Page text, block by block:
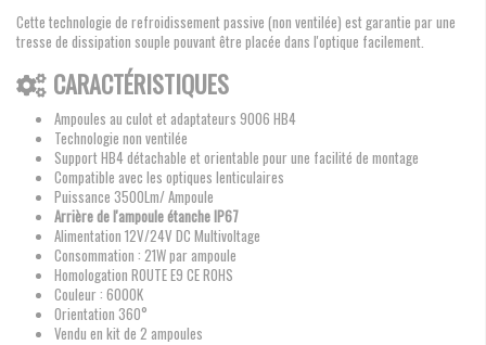
Cette technologie de refroidissement passive (non ventilée) est garantie par une
tresse de dissipation souple pouvant être placée dans l'optique facilement.
CARACTÉRISTIQUES
Ampoules au culot et adaptateurs 9006 HB4
Technologie non ventilée
Support HB4 détachable et orientable pour une facilité de montage
Compatible avec les optiques lenticulaires
Puissance 3500Lm/ Ampoule
Arrière de l'ampoule étanche IP67
Alimentation 12V/24V DC Multivoltage
Consommation : 21W par ampoule
Homologation ROUTE E9 CE ROHS
Couleur : 6000K
Orientation 360°
Vendu en kit de 2 ampoules